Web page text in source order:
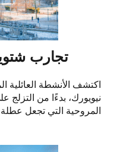
تجارب
اكتشف الأنشطة العائلية
نيويورك، بدءًا من التزلج
المروحية التي تجعل عطلة